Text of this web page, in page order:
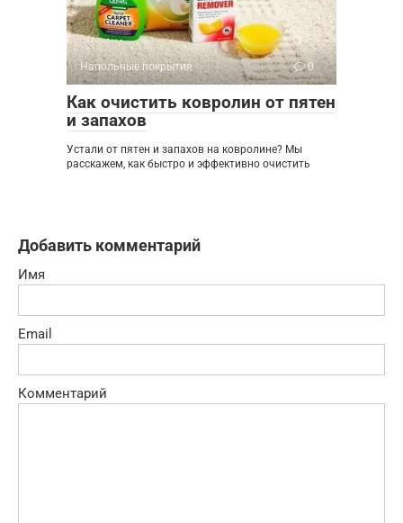
Напольные покрытия 0
Как очистить ковролин от пятен
и запахов
Устали от пятен и запахов на ковролине? Мы
расскажем, как быстро и эффективно очистить
Добавить комментарий
Имя
Email
Комментарий